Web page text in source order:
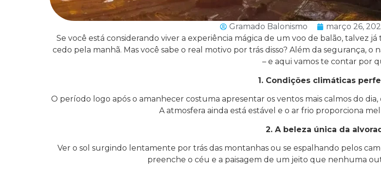
Gramado Balonismo março 26,
Se você está considerando viver a experiência mágica de um voo de balão, talvez
cedo pela manhã. Mas você sabe o real motivo por trás disso? Além da segurança, o
– e aqui vamos te contar por
1. Condições climáticas
O período logo após o amanhecer costuma apresentar os ventos mais calmos do
A atmosfera ainda está estável e o ar frio proporciona
2. A beleza única da
Ver o sol surgindo lentamente por trás das montanhas ou se espalhando pelos
preenche o céu e a paisagem de um jeito que nenhuma